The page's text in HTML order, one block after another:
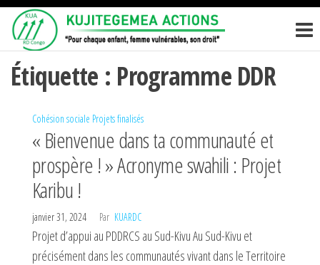
Passer
contenu
ACTIONS
enfant,
vulnérables,
Étiquette : Programme DDR
Cohésion sociale Projets finalisés
« Bienvenue dans ta communauté et
prospère ! » Acronyme swahili : Projet
Karibu !
janvier 31, 2024 Par KUARDC
Projet d’appui au PDDRCS au Sud-Kivu Au Sud-Kivu et
précisément dans les communautés vivant dans le Territoire